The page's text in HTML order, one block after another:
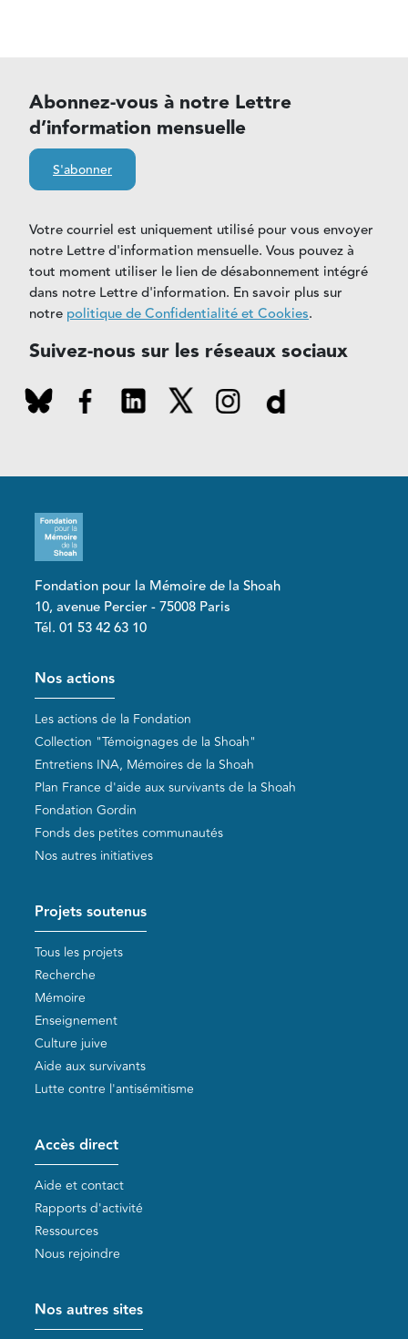
Abonnez-vous à notre Lettre
d’information mensuelle
S'abonner
Votre courriel est uniquement utilisé pour vous envoyer
notre Lettre d'information mensuelle. Vous pouvez à
tout moment utiliser le lien de désabonnement intégré
dans notre Lettre d'information. En savoir plus sur
notre politique de Confidentialité et Cookies.
Suivez-nous sur les réseaux sociaux
Fondation pour la Mémoire de la Shoah
10, avenue Percier - 75008 Paris
Tél. 01 53 42 63 10
Pied de page
Nos actions
Les actions de la Fondation
Collection "Témoignages de la Shoah"
Entretiens INA, Mémoires de la Shoah
Plan France d'aide aux survivants de la Shoah
Fondation Gordin
Fonds des petites communautés
Nos autres initiatives
Projets soutenus
Tous les projets
Recherche
Mémoire
Enseignement
Culture juive
Aide aux survivants
Lutte contre l'antisémitisme
Accès direct
Aide et contact
Rapports d'activité
Ressources
Nous rejoindre
Nos autres sites